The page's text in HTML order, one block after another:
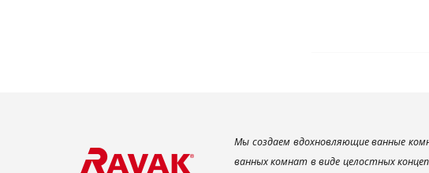
Мы создаем вдохновляющие ванные
ванных комнат в виде целостных